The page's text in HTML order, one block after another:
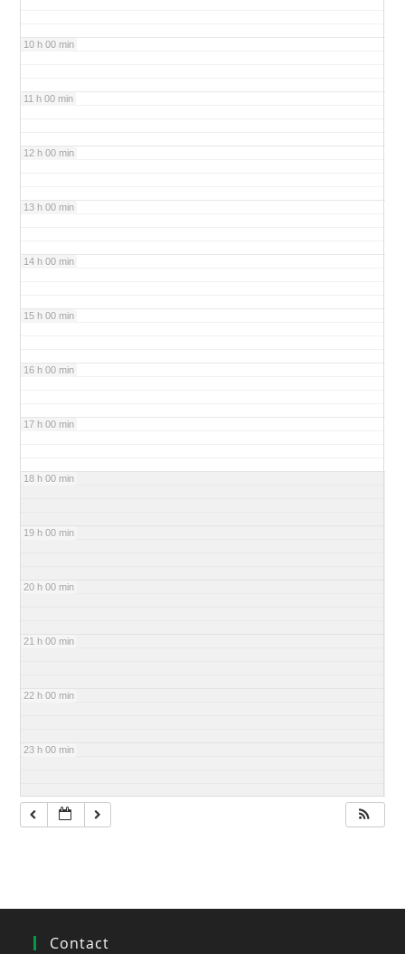
10 h 00 min
11 h 00 min
12 h 00 min
13 h 00 min
14 h 00 min
15 h 00 min
16 h 00 min
17 h 00 min
18 h 00 min
19 h 00 min
20 h 00 min
21 h 00 min
22 h 00 min
23 h 00 min
Contact